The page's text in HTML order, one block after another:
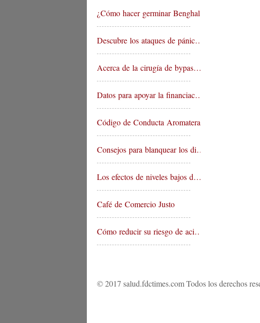
¿Cómo hacer germinar Benghal…
Descubre los ataques de pánic…
Acerca de la cirugía de bypas…
Datos para apoyar la financiac…
Código de Conducta Aromaterap…
Consejos para blanquear los di…
Los efectos de niveles bajos d…
Café de Comercio Justo
Cómo reducir su riesgo de aci…
© 2017 salud.fdctimes.com Todos los derechos